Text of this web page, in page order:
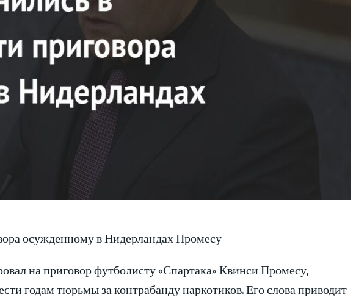
осужденному в Нидерландах Промесу
на приговор футболисту «Спартака» Квинси Промесу,
годам тюрьмы за контрабанду наркотиков. Его слова приводит